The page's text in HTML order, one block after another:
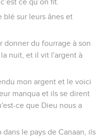
ce qu’on fit.
blé sur leurs ânes et
donner du fourrage à son
nuit, et il vit l'argent à
mon argent et le voici
manqua et ils se dirent
ce que Dieu nous a
le pays de Canaan, ils